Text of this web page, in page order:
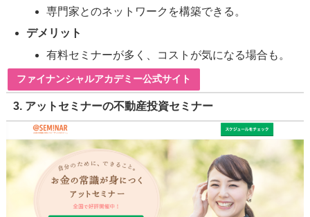
専門家とのネットワークを構築できる。
デメリット
有料セミナーが多く、コストが気になる場合も。
ファイナンシャルアカデミー公式サイト
3. アットセミナーの不動産投資セミナー